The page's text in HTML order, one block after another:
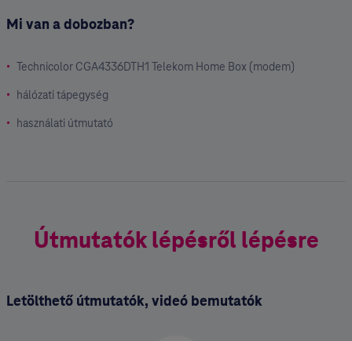
Mi van a dobozban?
Technicolor CGA4336DTH1 Telekom Home Box (modem)
hálózati tápegység
használati útmutató
Útmutatók lépésről lépésre
Letölthető útmutatók, videó bemutatók